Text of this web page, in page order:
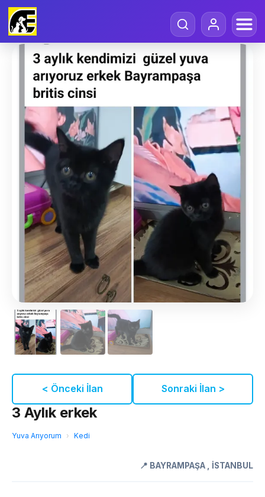
< Önceki İlan Sonraki İlan >
3 Aylık erkek
Yuva Arıyorum › Kedi
📍 BAYRAMPAŞA İSTANBUL